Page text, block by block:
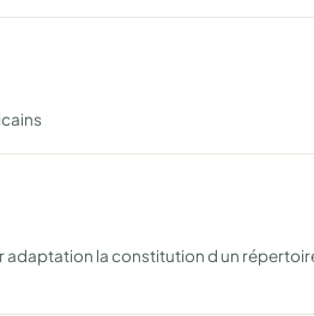
la constitution d un